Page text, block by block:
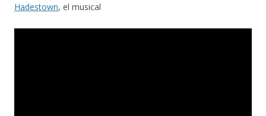
Hadestown, el musical